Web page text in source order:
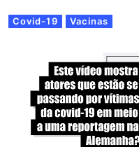
Covid-19 Vacinas